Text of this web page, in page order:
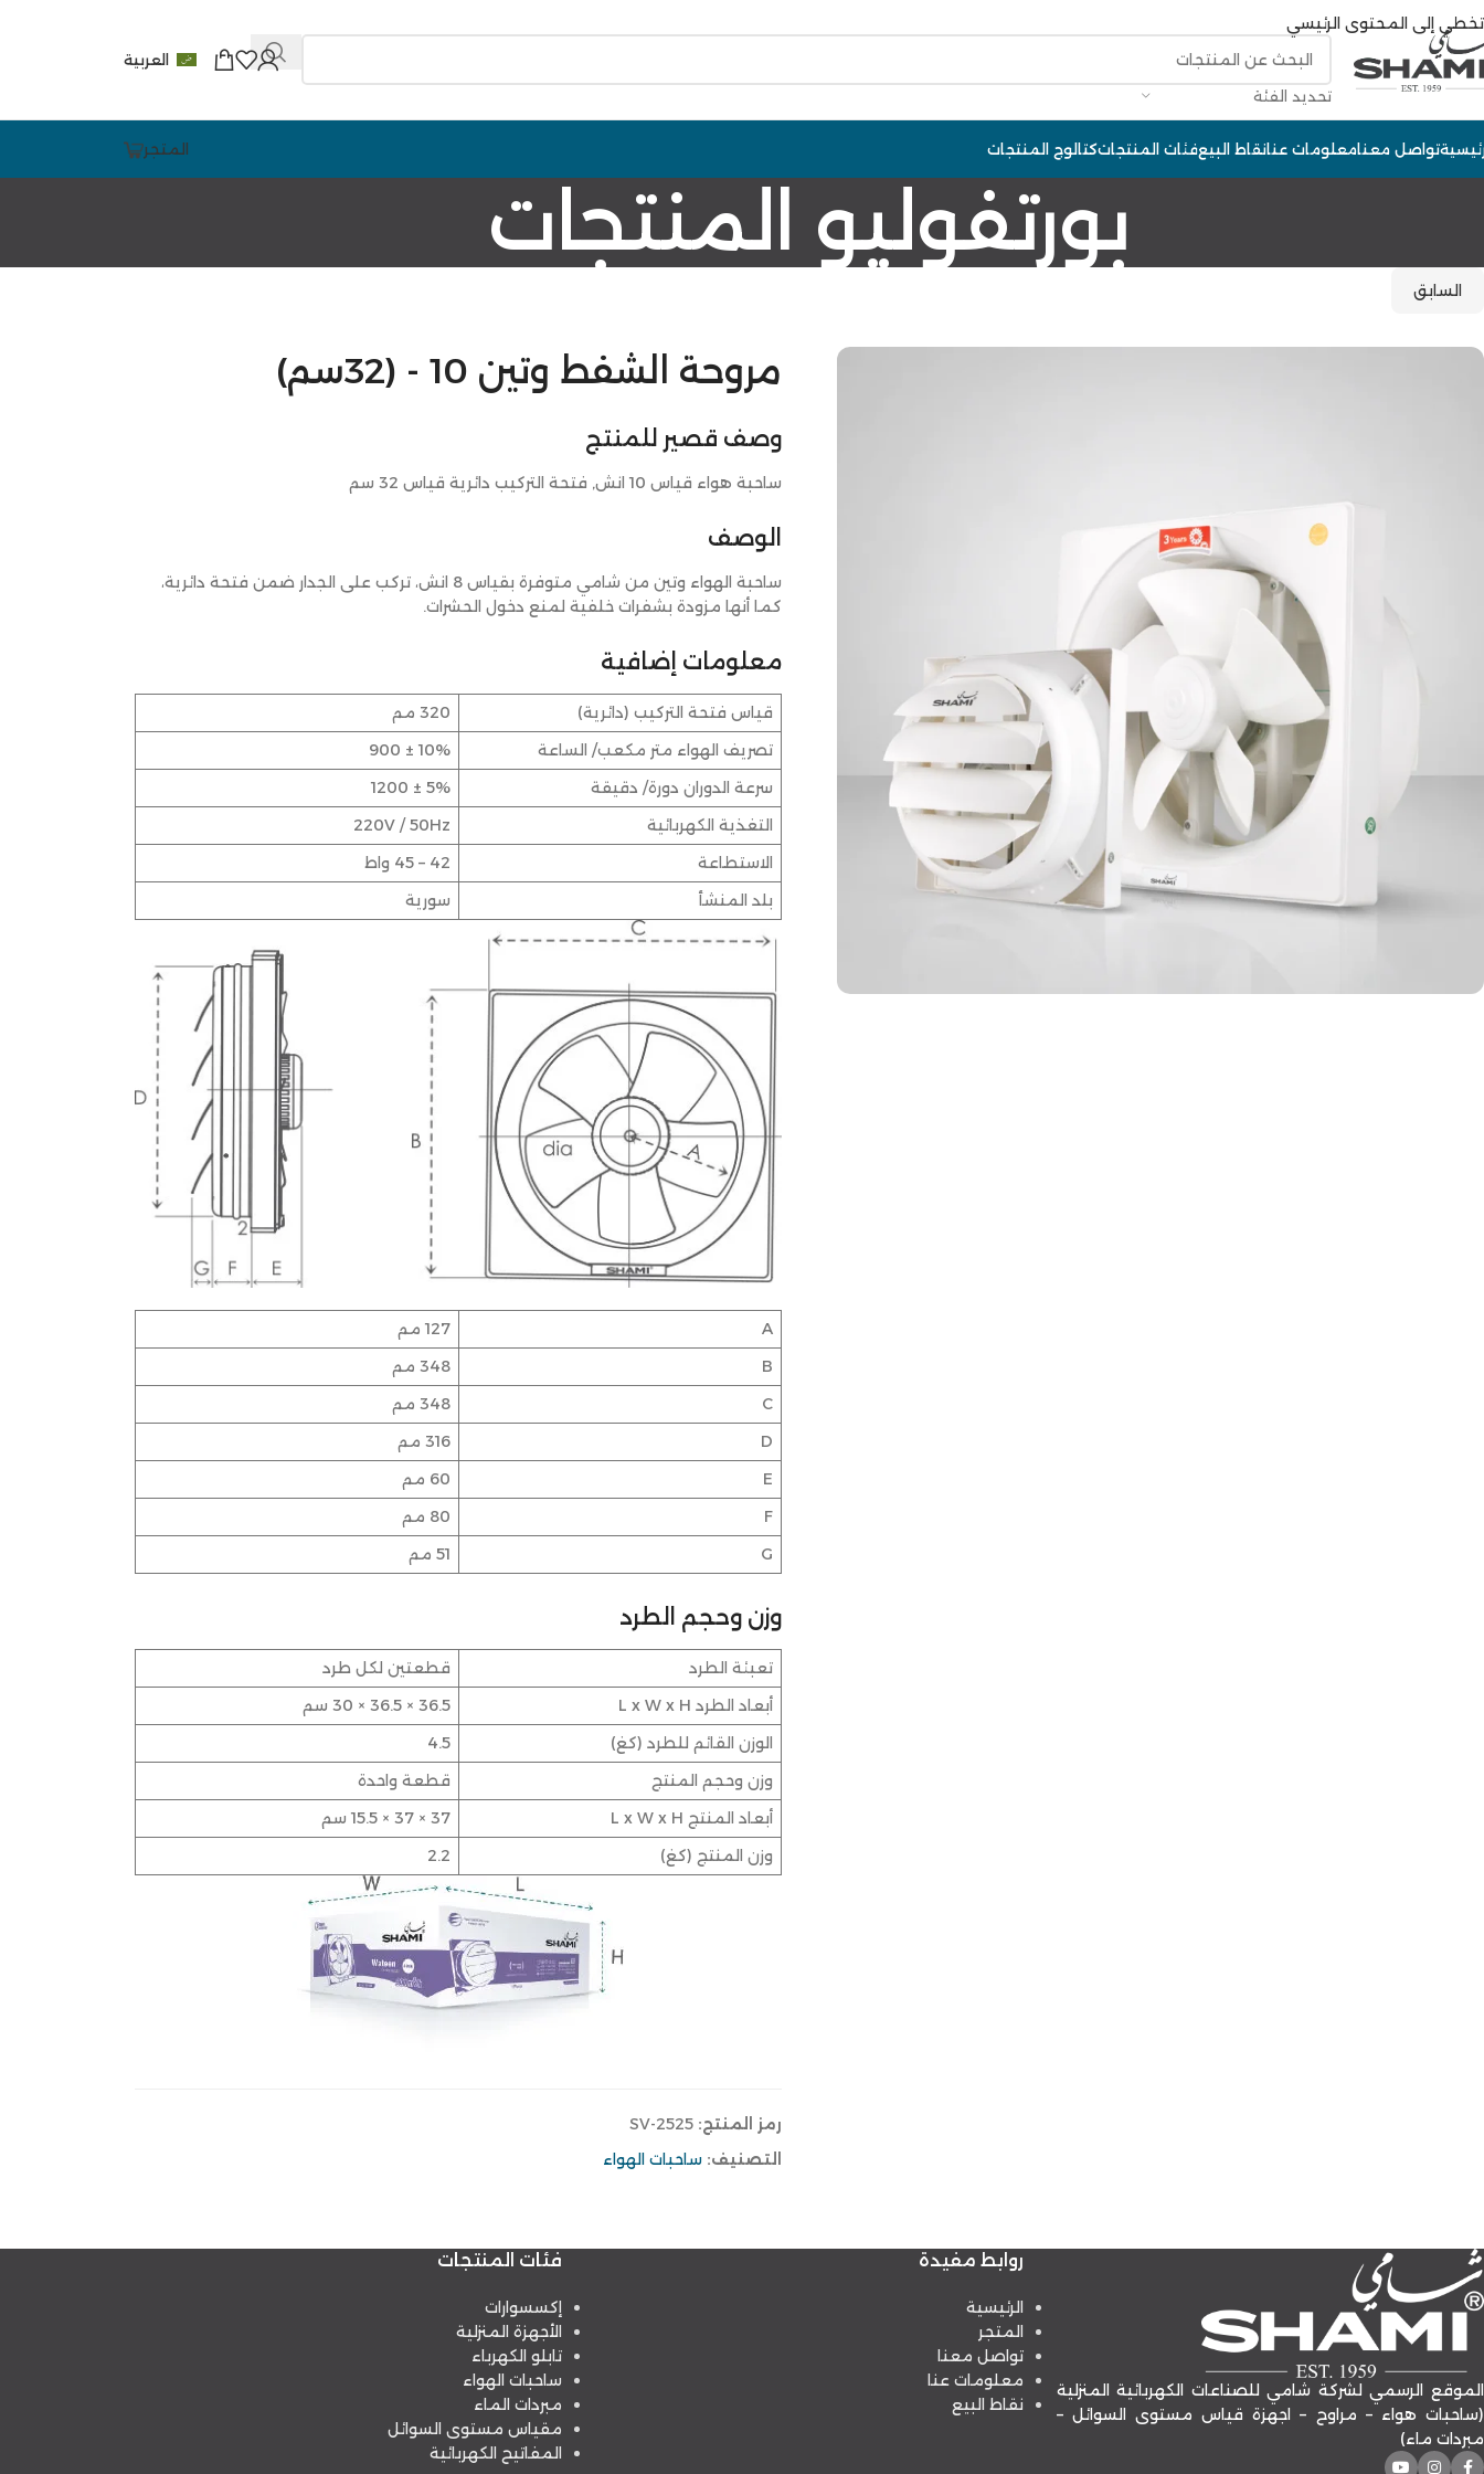
تخطي إلى المحتوى الرئيسي
تحديد الفئة
العربية
تواصل معنامعلومات عنانقاط البيعفئات المنتجاتكتالوج المنتجات المتجر
بورتفوليو المنتجات
السابق
مروحة الشفط وتين 10 - (32سم)
وصف قصير للمنتج
ساحبة هواء قياس 10 انش, فتحة التركيب دائرية قياس 32 سم
الوصف
ساحبة الهواء وتين من شامي متوفرة بقياس 8 انش، تركب على الجدار ضمن فتحة دائرية،
كما أنها مزودة بشفرات خلفية لمنع دخول الحشرات.
معلومات إضافية
قياس فتحة التركيب (دائرية)
320 مم
تصريف الهواء متر مكعب/ الساعة
10% ± 900
سرعة الدوران دورة/ دقيقة
5% ± 1200
التغذية الكهربائية
220V / 50Hz
الاستطاعة
42 – 45 واط
بلد المنشأ
سورية
A
127 مم
B
348 مم
C
348 مم
D
316 مم
E
60 مم
F
80 مم
G
51 مم
وزن وحجم الطرد
تعبئة الطرد
قطعتين لكل طرد
أبعاد الطرد L x W x H
36.5 × 36.5 × 30 سم
الوزن القائم للطرد (كغ)
4.5
وزن وحجم المنتج
قطعة واحدة
أبعاد المنتج L x W x H
37 × 37 × 15.5 سم
وزن المنتج (كغ)
2.2
رمز المنتج: SV-2525
التصنيف: ساحبات الهواء
الموقع الرسمي لشركة شامي للصناعات الكهربائية المنزلية
(ساحبات هواء – مراوح – اجهزة قياس مستوى السوائل –
مبردات ماء)
روابط مفيدة
الرئيسية
المتجر
تواصل معنا
معلومات عنا
نقاط البيع
فئات المنتجات
إكسسوارات
الأجهزة المنزلية
تابلو الكهرباء
ساحبات الهواء
مبردات الماء
مقياس مستوى السوائل
المفاتيح الكهربائية